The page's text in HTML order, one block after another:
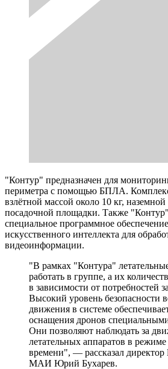
"Контур" предназначен для
периметра с помощью БПЛА. Комплекс
взлётной массой около 10 кг,
посадочной площадки. Также
специальное программное
искусственного интеллекта для
видеоинформации.
"В рамках "Контура"
работать в группе, а их
в зависимости от потребностей
Высокий уровень безопасности
движения в системе
оснащения дронов
Они позволяют наблюдать за
летательных аппаратов в режиме
времени", — рассказал
МАИ Юрий Бухарев.